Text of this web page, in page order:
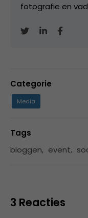
fotografie en
Categorie
Media
Tags
bloggen, event,
3 Reacties